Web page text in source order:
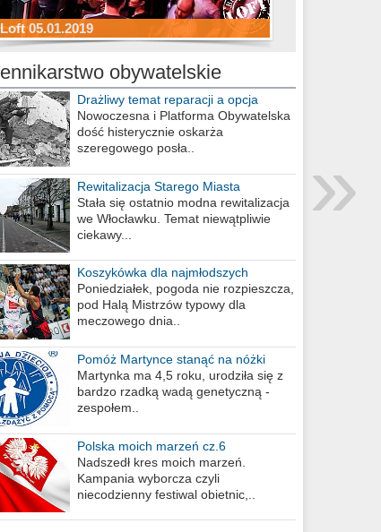
Loft 05.01.2019
Sylwester Podgrodzie 31.12.2018
Sylwester Pensjonat Michelin 31.12.2018
obywatelskie
Drażliwy temat reparacji a opcja
berlińska
Nowoczesna i Platforma Obywatelska
dość histerycznie oskarża
szeregowego posła..
Rewitalizacja Starego Miasta
Stała się ostatnio modna rewitalizacja
we Włocławku. Temat niewątpliwie
ciekawy...
Koszykówka dla najmłodszych
Poniedziałek, pogoda nie rozpieszcza,
pod Halą Mistrzów typowy dla
meczowego dnia..
Pomóż Martynce stanąć na nóżki
Martynka ma 4,5 roku, urodziła się z
bardzo rzadką wadą genetyczną -
zespołem..
Polska moich marzeń cz.6
Nadszedł kres moich marzeń.
Kampania wyborcza czyli
niecodzienny festiwal obietnic,..
»